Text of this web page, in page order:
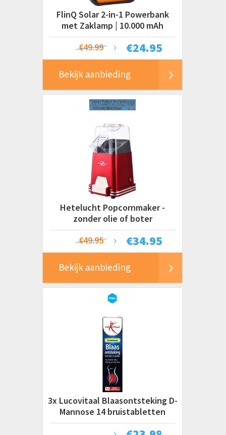
FlinQ Solar 2-in-1 Powerbank
met Zaklamp | 10.000 mAh
€24.95
€49.99
Bekijk aanbieding
Hetelucht Popcornmaker -
zonder olie of boter
€34.95
€49.95
Bekijk aanbieding
3x Lucovitaal Blaasontsteking D-
Mannose 14 bruistabletten